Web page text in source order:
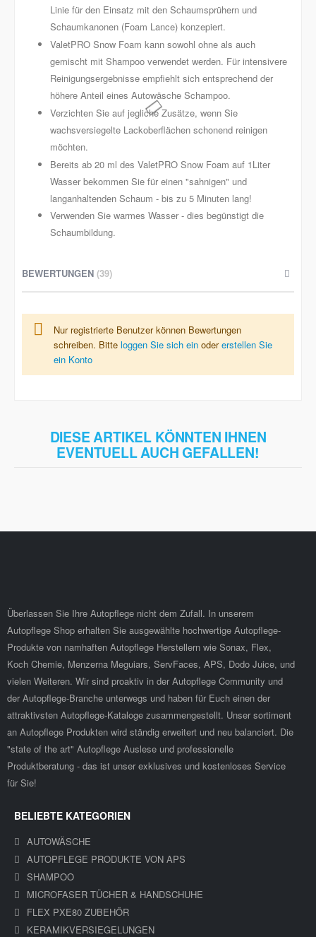
Linie für den Einsatz mit den Schaumsprühern und
Schaumkanonen (Foam Lance) konzepiert.
ValetPRO Snow Foam kann sowohl ohne als auch
gemischt mit Shampoo verwendet werden. Für intensivere
Reinigungsergebnisse empfiehlt sich entsprechend der
höhere Anteil eines Autowäsche Schampoo.
Verzichten Sie auf jegliche Zusätze, wenn Sie
wachsversiegelte Lackoberflächen schonend reinigen
möchten.
Bereits ab 20 ml des ValetPRO Snow Foam auf 1Liter
Wasser bekommen Sie für einen "sahnigen" und
langanhaltenden Schaum - bis zu 5 Minuten lang!
Verwenden Sie warmes Wasser - dies begünstigt die
Schaumbildung.
BEWERTUNGEN 39
Nur registrierte Benutzer können Bewertungen
schreiben. Bitte loggen Sie sich ein odererstellen Sie
ein Konto
DIESE ARTIKEL KÖNNTEN IHNEN
EVENTUELL AUCH GEFALLEN!
Überlassen Sie Ihre Autopflege nicht dem Zufall. In unserem
Autopflege Shop erhalten Sie ausgewählte hochwertige Autopflege-
Produkte von namhaften Autopflege Herstellern wie Sonax, Flex,
Koch Chemie, Menzerna Meguiars, ServFaces, APS, Dodo Juice, und
vielen Weiteren. Wir sind proaktiv in der Autopflege Community und
der Autopflege-Branche unterwegs und haben für Euch einen der
attraktivsten Autopflege-Kataloge zusammengestellt. Unser sortiment
an Autopflege Produkten wird ständig erweitert und neu balanciert. Die
"state of the art" Autopflege Auslese und professionelle
Produktberatung - das ist unser exklusives und kostenloses Service
für Sie!
BELIEBTE KATEGORIEN
AUTOWÄSCHE
AUTOPFLEGE PRODUKTE VON APS
SHAMPOO
MICROFASER TÜCHER & HANDSCHUHE
FLEX PXE80 ZUBEHÖR
KERAMIKVERSIEGELUNGEN